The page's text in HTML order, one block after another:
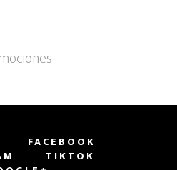
FACEBOOK
TIKTOK